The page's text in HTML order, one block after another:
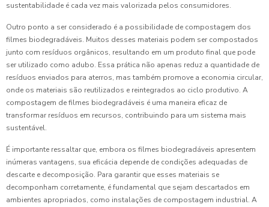
sustentabilidade é cada vez mais valorizada pelos consumidores.
Outro ponto a ser considerado é a possibilidade de compostagem dos
filmes biodegradáveis. Muitos desses materiais podem ser compostados
junto com resíduos orgânicos, resultando em um produto final que pode
ser utilizado como adubo. Essa prática não apenas reduz a quantidade de
resíduos enviados para aterros, mas também promove a economia circular,
onde os materiais são reutilizados e reintegrados ao ciclo produtivo. A
compostagem de filmes biodegradáveis é uma maneira eficaz de
transformar resíduos em recursos, contribuindo para um sistema mais
sustentável.
É importante ressaltar que, embora os filmes biodegradáveis apresentem
inúmeras vantagens, sua eficácia depende de condições adequadas de
descarte e decomposição. Para garantir que esses materiais se
decomponham corretamente, é fundamental que sejam descartados em
ambientes apropriados, como instalações de compostagem industrial. A